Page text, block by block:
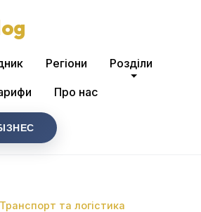
Регіони Розділи
Про нас
Транспорт та логістика